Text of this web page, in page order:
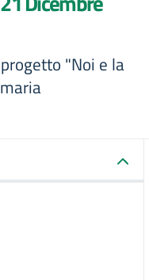
"Noi e la